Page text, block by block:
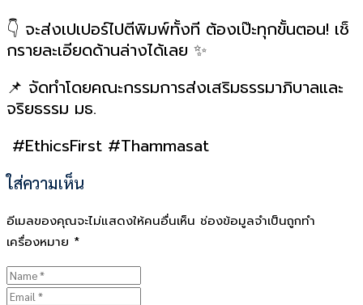
👇 จะส่งเปเปอร์ไปตีพิมพ์ทั้งที ต้องเป๊ะทุกขั้นตอน! เช็
กรายละเอียดด้านล่างได้เลย ✨
📌 จัดทำโดยคณะกรรมการส่งเสริมธรรมาภิบาลและ
จริยธรรม มธ.
#EthicsFirst #Thammasat
ใส่ความเห็น
อีเมลของคุณจะไม่แสดงให้คนอื่นเห็น ช่องข้อมูลจำเป็นถูกทำ
เครื่องหมาย *